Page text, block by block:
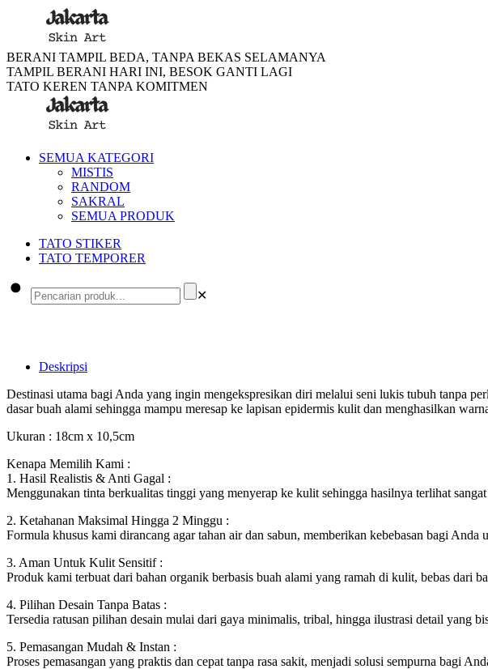
BERANI TAMPIL BEDA, TANPA BEKAS SELAMANYA
TAMPIL BERANI HARI INI, BESOK GANTI LAGI
TATO KEREN TANPA KOMITMEN
SEMUA KATEGORI
MISTIS
RANDOM
SAKRAL
SEMUA PRODUK
TATO STIKER
TATO TEMPORER
✕
Deskripsi
Destinasi utama bagi Anda yang ingin mengekspresikan diri melalui seni lukis tubuh tanpa
dasar buah alami sehingga mampu meresap ke lapisan epidermis kulit dan menghasilkan
Ukuran : 18cm x 10,5cm
Kenapa Memilih Kami :
1. Hasil Realistis & Anti Gagal :
Menggunakan tinta berkualitas tinggi yang menyerap ke kulit sehingga hasilnya terlihat
2. Ketahanan Maksimal Hingga 2 Minggu :
Formula khusus kami dirancang agar tahan air dan sabun, memberikan kebebasan bagi
3. Aman Untuk Kulit Sensitif :
Produk kami terbuat dari bahan organik berbasis buah alami yang ramah di kulit, bebas dari
4. Pilihan Desain Tanpa Batas :
Tersedia ratusan pilihan desain mulai dari gaya minimalis, tribal, hingga ilustrasi detail yang
5. Pemasangan Mudah & Instan :
Proses pemasangan yang praktis dan cepat tanpa rasa sakit, menjadi solusi sempurna bagi